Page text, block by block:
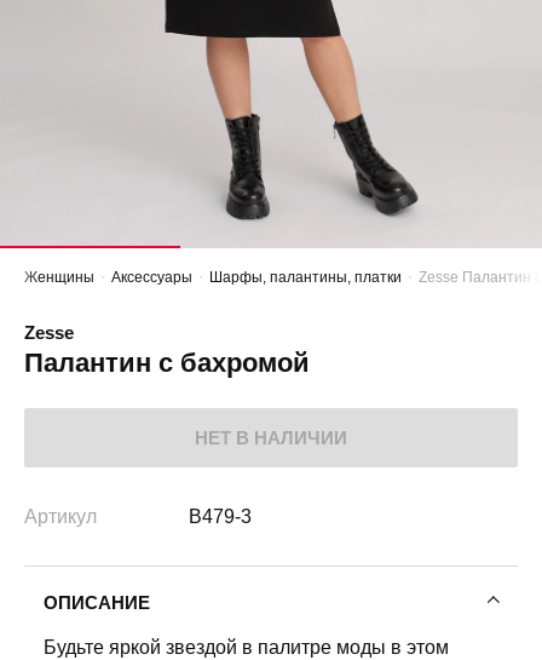
Женщины Аксессуары Шарфы, палантины, платки Zesse Палантин
Zesse
Палантин с бахромой
НЕТ В НАЛИЧИИ
Артикул B479-3
ОПИСАНИЕ
Будьте яркой звездой в палитре моды в этом